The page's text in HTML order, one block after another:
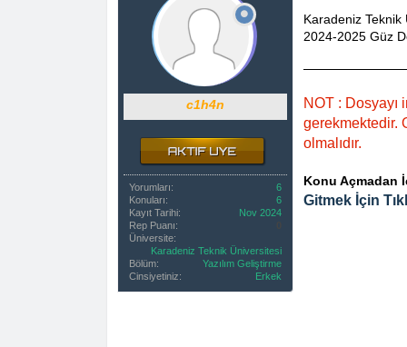
c1h4n
Yorumları:
6
Konuları:
6
Kayıt Tarihi:
Nov 2024
Rep Puanı:
Üniversite:
Karadeniz Teknik Üniversitesi
Bölüm:
Yazılım Geliştirme
Cinsiyetiniz:
Erkek
Karadeniz Teknik
2024-2025 Güz
NOT : Dosyayı
gerekmektedir.
olmalıdır.
Konu Açmadan
Gitmek İçin